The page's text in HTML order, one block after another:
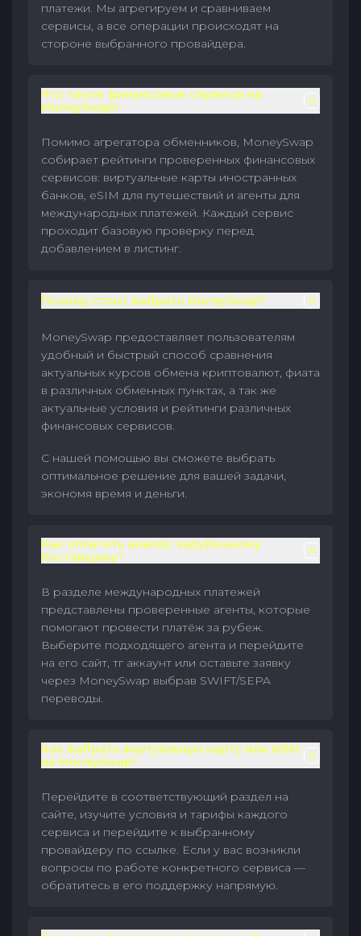
платежи. Мы агрегируем и сравниваем
сервисы, а все операции происходят на
стороне выбранного провайдера.
Что такое финансовые сервисы на
MoneySwap?
Помимо агрегатора обменников, MoneySwap
собирает рейтинги проверенных финансовых
сервисов: виртуальные карты иностранных
банков, eSIM для путешествий и агенты для
международных платежей. Каждый сервис
проходит базовую проверку перед
добавлением в листинг.
Почему стоит выбрать MoneySwap?
MoneySwap предоставляет пользователям
удобный и быстрый способ сравнения
актуальных курсов обмена криптовалют, фиата
в различных обменных пунктах, а так же
актуальные условия и рейтинги различных
финансовых сервисов.
С нашей помощью вы сможете выбрать
оптимальное решение для вашей задачи,
экономя время и деньги.
Как оплатить инвойс зарубежному
поставщику?
В разделе международных платежей
представлены проверенные агенты, которые
помогают провести платёж за рубеж.
Выберите подходящего агента и перейдите
на его сайт, тг аккаунт или оставьте заявку
через MoneySwap выбрав SWIFT/SEPA
переводы.
Как выбрать виртуальную карту или eSIM
на MoneySwap?
Перейдите в соответствующий раздел на
сайте, изучите условия и тарифы каждого
сервиса и перейдите к выбранному
провайдеру по ссылке. Если у вас возникли
вопросы по работе конкретного сервиса —
обратитесь в его поддержку напрямую.